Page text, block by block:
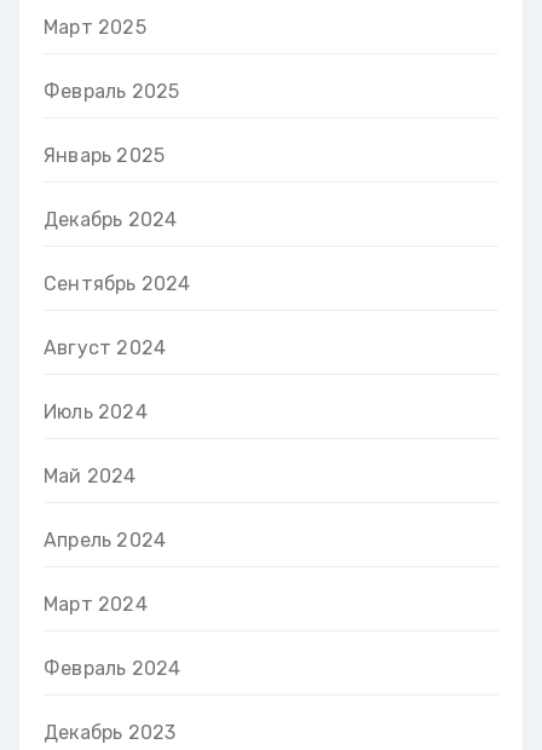
Март 2025
Февраль 2025
Январь 2025
Декабрь 2024
Сентябрь 2024
Август 2024
Июль 2024
Май 2024
Апрель 2024
Март 2024
Февраль 2024
Декабрь 2023